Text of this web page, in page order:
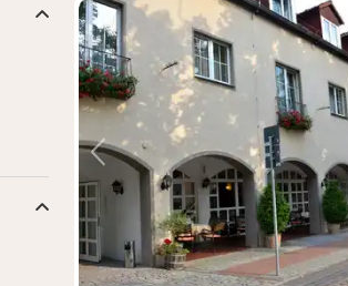
Vorheriges Bild